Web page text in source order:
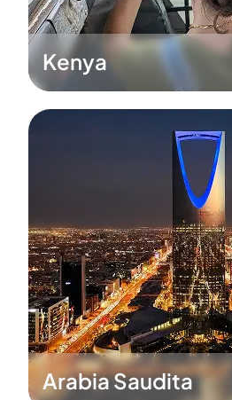
Kenya
Arabia Saudita